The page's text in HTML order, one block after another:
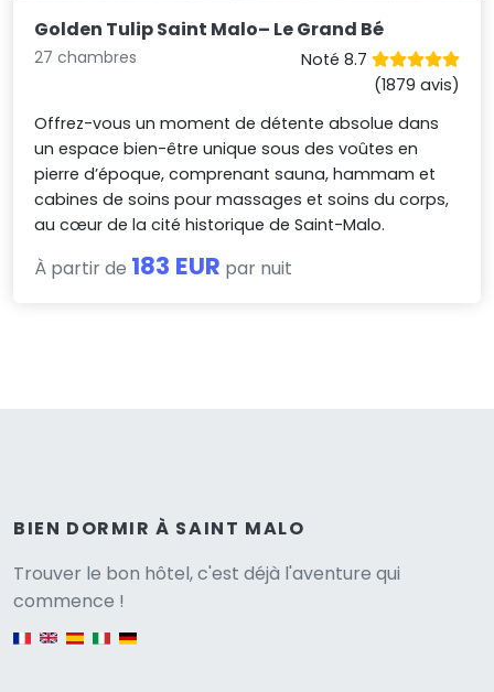
Golden Tulip Saint Malo– Le Grand Bé
27 chambres
Noté 8.7
(1879 avis)
Offrez-vous un moment de détente absolue dans
un espace bien-être unique sous des voûtes en
pierre d’époque, comprenant sauna, hammam et
cabines de soins pour massages et soins du corps,
au cœur de la cité historique de Saint-Malo.
À partir de 183 EUR par nuit
BIEN DORMIR À SAINT MALO
Trouver le bon hôtel, c'est déjà l'aventure qui
commence !